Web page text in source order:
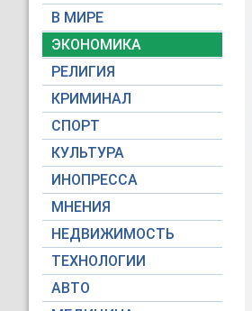
В МИРЕ
ЭКОНОМИКА
РЕЛИГИЯ
КРИМИНАЛ
СПОРТ
КУЛЬТУРА
ИНОПРЕССА
МНЕНИЯ
НЕДВИЖИМОСТЬ
ТЕХНОЛОГИИ
АВТО